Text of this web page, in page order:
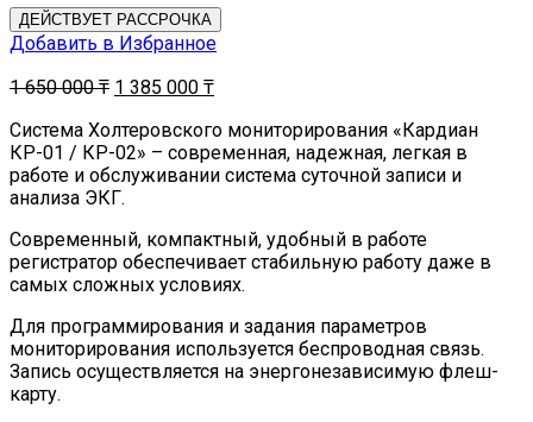
ДЕЙСТВУЕТ РАССРОЧКА
Добавить в Избранное
1 650 000₸ 1 385 000 ₸
Система Холтеровского мониторирования «Кардиан
КР-01 / КР-02» – современная, надежная, легкая в
работе и обслуживании система суточной записи и
анализа ЭКГ.
Современный, компактный, удобный в работе
регистратор обеспечивает стабильную работу даже в
самых сложных условиях.
Для программирования и задания параметров
мониторирования используется беспроводная связь.
Запись осуществляется на энергонезависимую флеш-
карту.